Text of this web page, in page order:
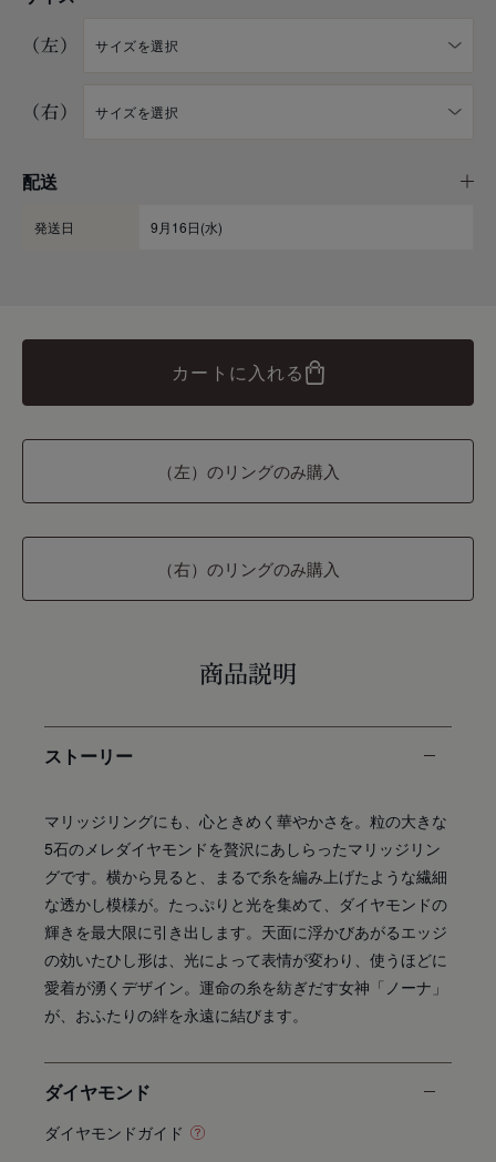
（左）
（右）
配送
発送日 9月16日(水)
カートに入れる
（左）のリングのみ購入
（右）のリングのみ購入
商品説明
ストーリー
マリッジリングにも、心ときめく華やかさを。粒の大きな
5石のメレダイヤモンドを贅沢にあしらったマリッジリン
グです。横から見ると、まるで糸を編み上げたような繊細
な透かし模様が。たっぷりと光を集めて、ダイヤモンドの
輝きを最大限に引き出します。天面に浮かびあがるエッジ
の効いたひし形は、光によって表情が変わり、使うほどに
愛着が湧くデザイン。運命の糸を紡ぎだす女神「ノーナ」
が、おふたりの絆を永遠に結びます。
ダイヤモンド
ダイヤモンドガイド